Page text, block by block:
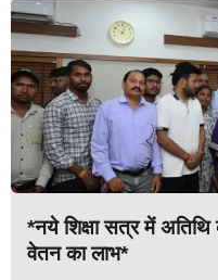
*नये शिक्षा सत्र में अतिथि
वेतन का लाभ*